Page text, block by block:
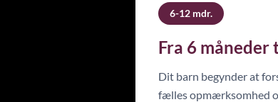
6-12 mdr.
Fra 6 måneder
Dit barn begynder at
fælles opmærksomhed